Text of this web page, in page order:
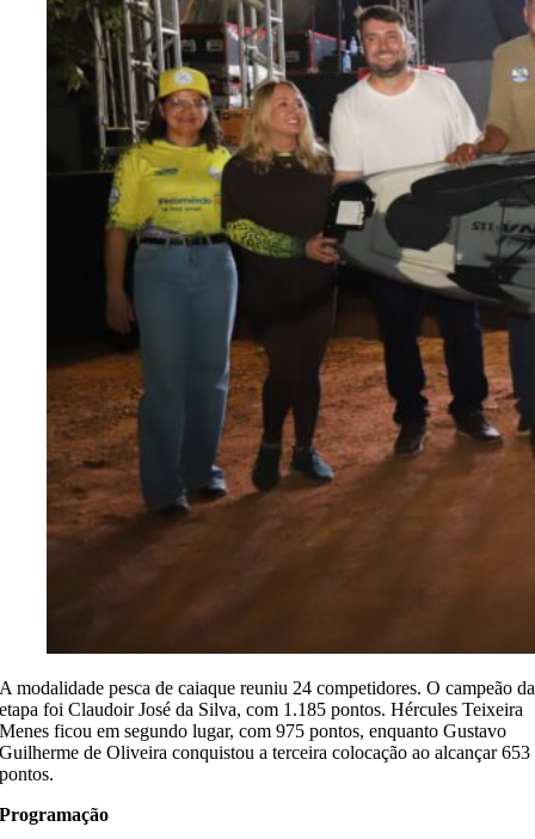
A modalidade pesca de caiaque reuniu 24 competidores. O campeão da
etapa foi Claudoir José da Silva, com 1.185 pontos. Hércules Teixeira
Menes ficou em segundo lugar, com 975 pontos, enquanto Gustavo
Guilherme de Oliveira conquistou a terceira colocação ao alcançar 653
pontos.
Programação